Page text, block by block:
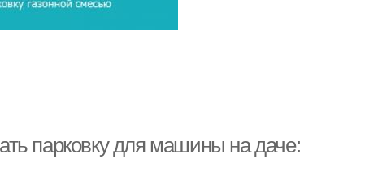
парковку для машины на даче: